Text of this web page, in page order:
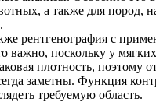
а также для пород,
рентгенография с
важно, поскольку у
плотность, поэтому
заметны. Функция
требуемую область.